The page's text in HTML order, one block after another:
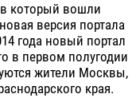
который вошли
версия портала
года новый портал
в первом полугодии
жители Москвы,
края.